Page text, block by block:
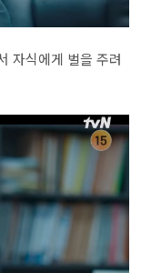
자식에게 벌을 주려